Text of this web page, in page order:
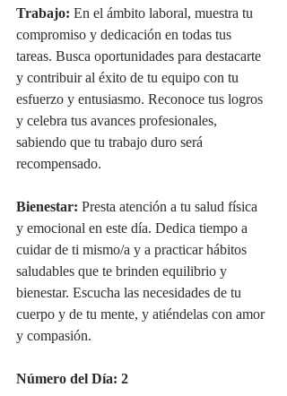
Trabajo: En el ámbito laboral, muestra tu
compromiso y dedicación en todas tus
tareas. Busca oportunidades para destacarte
y contribuir al éxito de tu equipo con tu
esfuerzo y entusiasmo. Reconoce tus logros
y celebra tus avances profesionales,
sabiendo que tu trabajo duro será
recompensado.
Bienestar: Presta atención a tu salud física
y emocional en este día. Dedica tiempo a
cuidar de ti mismo/a y a practicar hábitos
saludables que te brinden equilibrio y
bienestar. Escucha las necesidades de tu
cuerpo y de tu mente, y atiéndelas con amor
y compasión.
Número del Día: 2